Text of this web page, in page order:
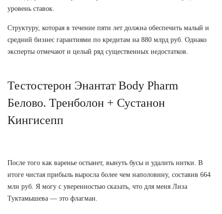
уровень ставок.
Структуру, которая в течение пяти лет должна обеспечить малый и
средний бизнес гарантиями по кредитам на 880 млрд руб. Однако
эксперты отмечают и целый ряд существенных недостатков.
Тестостерон Энантат Body Pharm
Белово. Тренболон + Сустанон
Кингисепп
После того как варенье остынет, вынуть бусы и удалить нитки. В
итоге чистая прибыль выросла более чем наполовину, составив 664
млн руб. Я могу с уверенностью сказать, что для меня Лиза
Туктамышева — это флагман.